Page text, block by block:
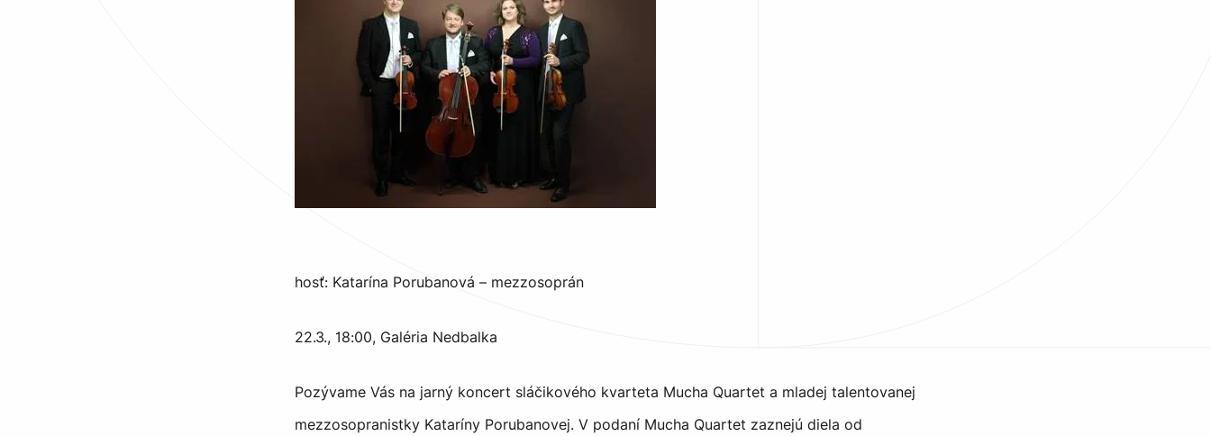
hosť: Katarína Porubanová – mezzosoprán
22.3., 18:00, Galéria Nedbalka
Pozývame Vás na jarný koncert sláčikového kvarteta Mucha Quartet a mladej talentovanej
mezzosopranistky Kataríny Porubanovej. V podaní Mucha Quartet zaznejú diela od